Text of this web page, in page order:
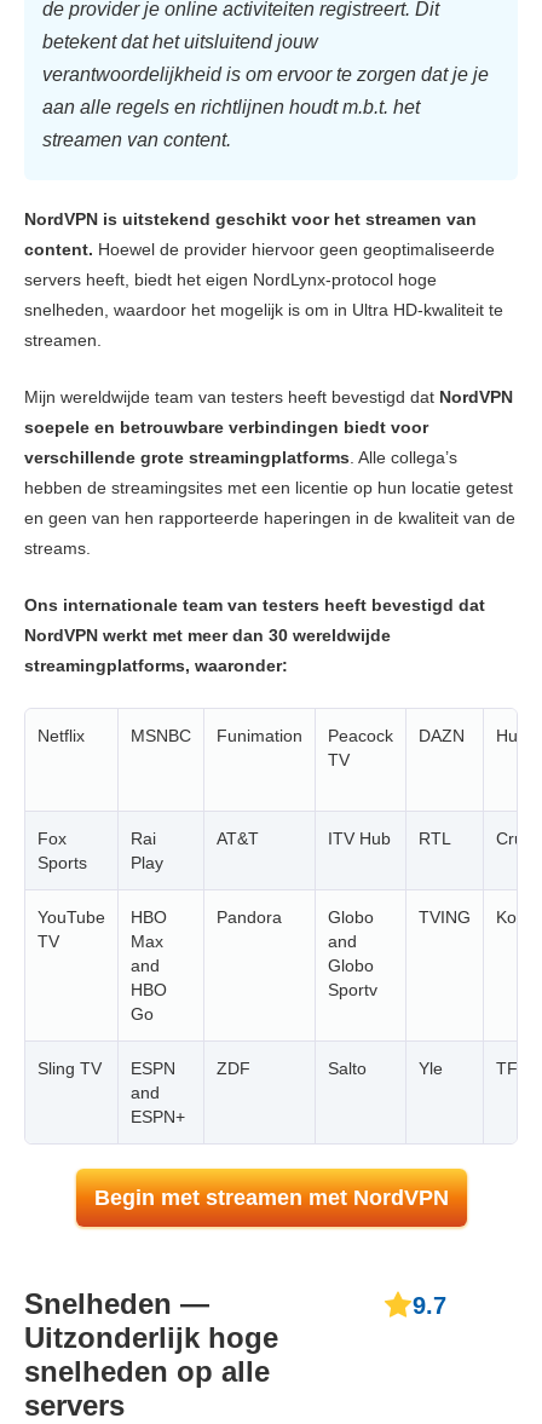
de provider je online activiteiten registreert. Dit
betekent dat het uitsluitend jouw
verantwoordelijkheid is om ervoor te zorgen dat je je
aan alle regels en richtlijnen houdt m.b.t. het
streamen van content.
NordVPN is uitstekend geschikt voor het streamen van
content. Hoewel de provider hiervoor geen geoptimaliseerde
servers heeft, biedt het eigen NordLynx-protocol hoge
snelheden, waardoor het mogelijk is om in Ultra HD-kwaliteit te
streamen.
Mijn wereldwijde team van testers heeft bevestigd dat NordVPN
soepele en betrouwbare verbindingen biedt voor
verschillende grote streamingplatforms. Alle collega’s
hebben de streamingsites met een licentie op hun locatie getest
en geen van hen rapporteerde haperingen in de kwaliteit van de
streams.
Ons internationale team van testers heeft bevestigd dat
NordVPN werkt met meer dan 30 wereldwijde
streamingplatforms, waaronder:
Netflix MSNBC Funimation
Peacock
TV
DAZN Hulu
Fox
Sports
Rai
Play
AT&T ITV Hub RTL
YouTube
TV
HBO
Max
and
HBO
Go
Pandora
Globo
and
Globo
Sportv
TVING Kodi
Sling TV
ESPN
and
ESPN+
ZDF Salto Yle TF1
Begin met streamen met NordVPN
Snelheden —
Uitzonderlijk hoge
snelheden op alle
servers
9.7